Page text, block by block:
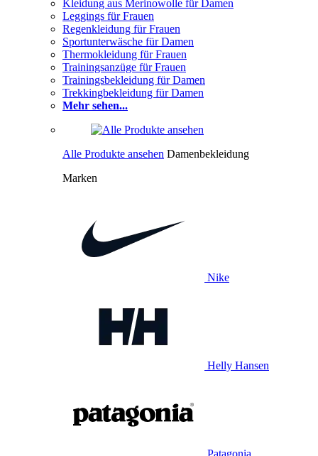
Kleidung aus Merinowolle für Damen
Leggings für Frauen
Regenkleidung für Frauen
Sportunterwäsche für Damen
Thermokleidung für Frauen
Trainingsanzüge für Frauen
Trainingsbekleidung für Damen
Trekkingbekleidung für Damen
Mehr sehen...
Alle Produkte ansehen Damenbekleidung
Marken
Nike
Helly Hansen
Patagonia